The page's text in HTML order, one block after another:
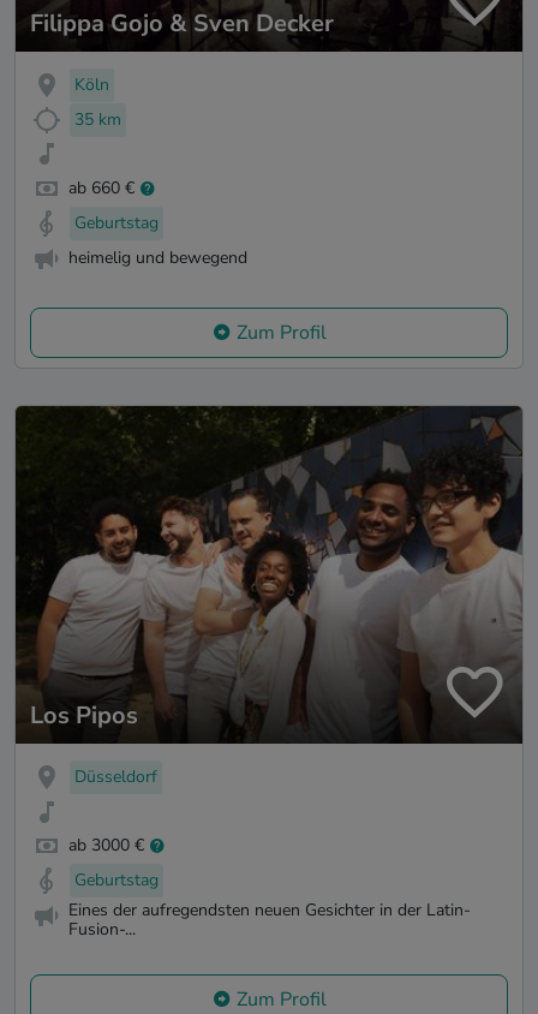
Filippa Gojo & Sven Decker
Köln
35 km
ab 660 €
Geburtstag
heimelig und bewegend
Zum Profil
Los Pipos
Düsseldorf
ab 3000 €
Geburtstag
Eines der aufregendsten neuen Gesichter in der Latin-
Fusion-...
Zum Profil